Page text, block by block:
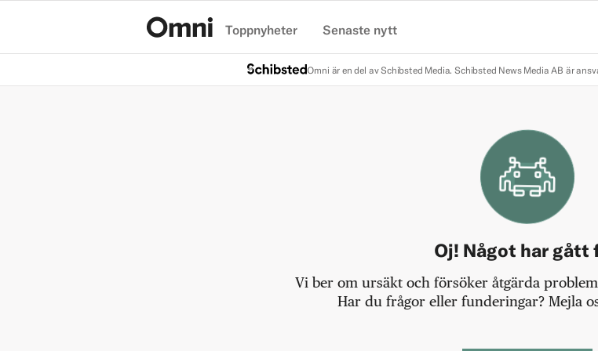
Toppnyheter Senaste nytt
Omni är en del av Schibsted Media. Schibsted News Media AB är
Oj! Något har gått
Vi ber om ursäkt och försöker åtgärda
Har du frågor eller funderingar? Mejla